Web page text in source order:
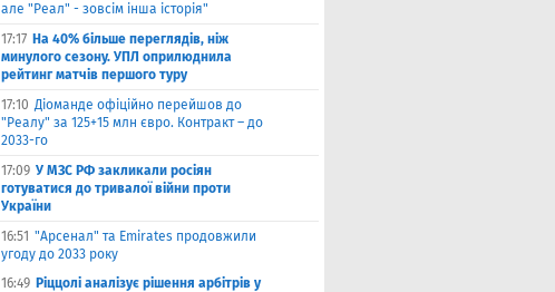
але "Реал" - зовсім інша історія"
17:17 На 40% більше переглядів, ніж
минулого сезону. УПЛ оприлюднила
рейтинг матчів першого туру
17:10 Діоманде офіційно перейшов до
"Реалу" за 125+15 млн євро. Контракт – до
2033-го
17:09 У МЗС РФ закликали росіян
готуватися до тривалої війни проти
України
16:51 "Арсенал" та Emirates продовжили
угоду до 2033 року
16:49 Ріццолі аналізує рішення арбітрів у